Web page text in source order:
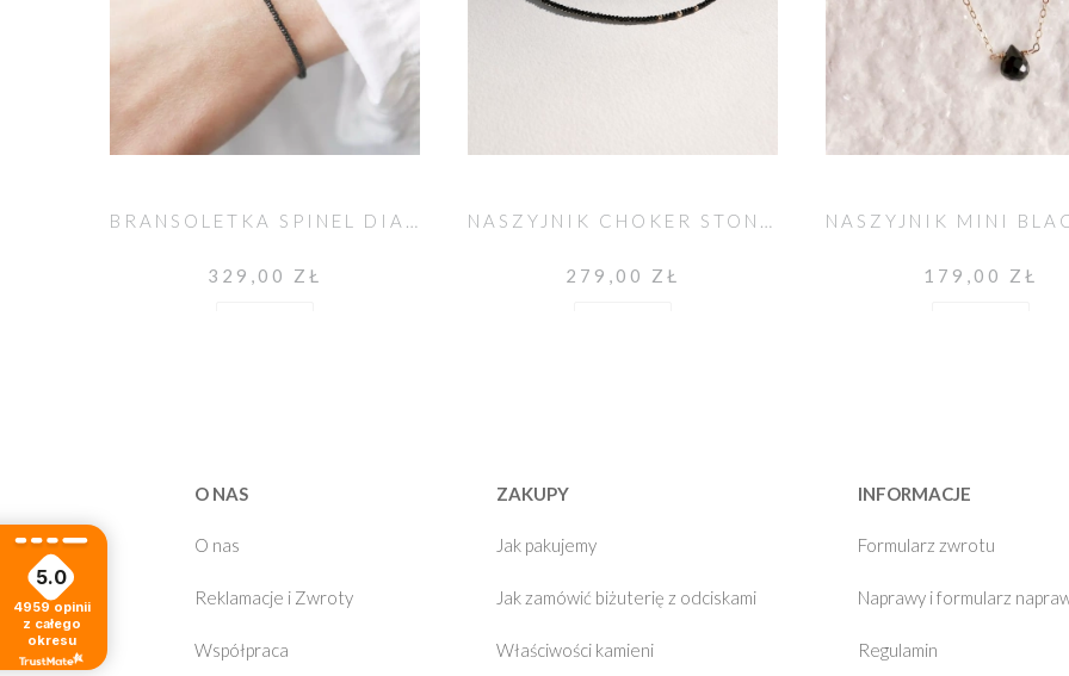
BRANSOLETKA SPINEL DIAMENTOWY
329,00 ZŁ
NASZYJNIK CHOKER STONE SPINEL
279,00 ZŁ 179,00 ZŁ
O NAS
O nas
Reklamacje i Zwroty
Współpraca
ZAKUPY
Jak pakujemy
Jak zamówić biżuterię z odciskami
Właściwości kamieni
INFORMACJE
Formularz zwrotu
Naprawy i formularz
Regulamin
5.0
4959 opinii
z całego
okresu